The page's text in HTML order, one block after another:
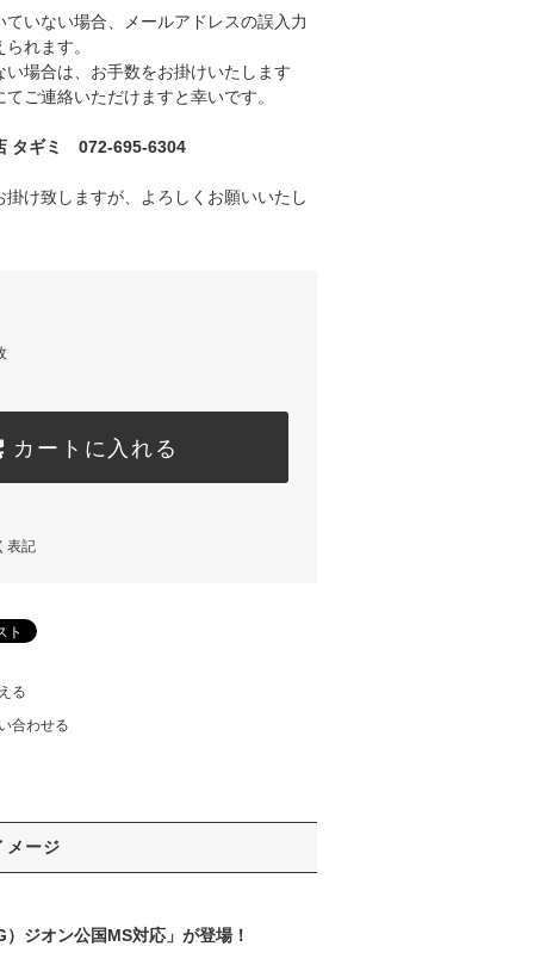
いない場合、メールアドレスの誤入力
れます。
場合は、お手数をお掛けいたします
ご連絡いただけますと幸いです。
タギミ 072-695-6304
掛け致しますが、よろしくお願いいたし
カートに入れる
表記
る
合わせる
メージ
ジオン公国MS対応」が登場！